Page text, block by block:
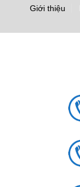
Giới thiệu